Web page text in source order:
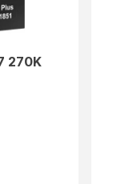
270K